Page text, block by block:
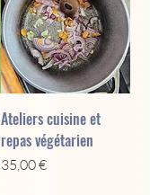
Ateliers cuisine et
repas végétarien
Prix
35,00 €